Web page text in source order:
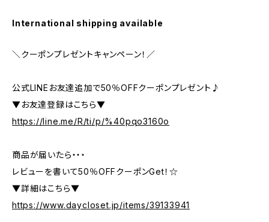
International shipping available
＼クーポンプレゼントキャンペーン！／
公式LINEお友達追加で50％OFFクーポンプレゼント♪
▼お友達登録はこちら▼
https://line.me/R/ti/p/%40pqo3160o
商品が届いたら・・・
レビューを書いて50％OFFクーポンGet！☆
▼詳細はこちら▼
https://www.daycloset.jp/items/39133941